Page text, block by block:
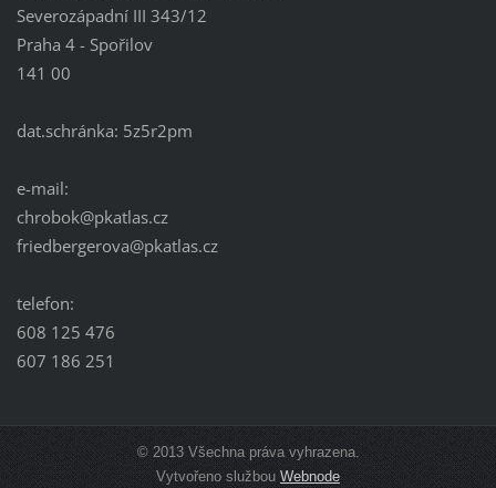
Severozápadní III 343/12
Praha 4 - Spořilov
141 00
dat.schránka: 5z5r2pm
e-mail:
chrobok@pkatlas.cz
friedbergerova@pkatlas.cz
telefon:
608 125 476
607 186 251
© 2013 Všechna práva vyhrazena.
Vytvořeno službou Webnode